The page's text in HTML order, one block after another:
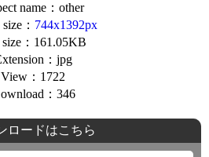
name：other
： 744x1392px
：161.05KB
：jpg
View：1722
：346
ロードはこちら